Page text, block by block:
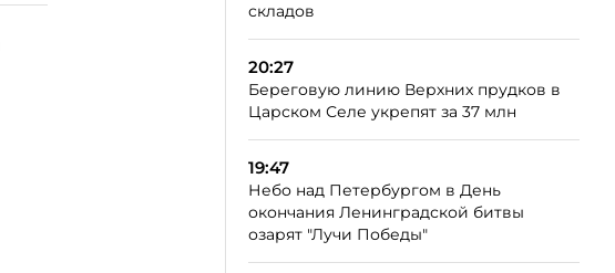
складов
20:27
Береговую линию Верхних прудков в
Царском Селе укрепят за 37 млн
19:47
Небо над Петербургом в День
окончания Ленинградской битвы
озарят "Лучи Победы"